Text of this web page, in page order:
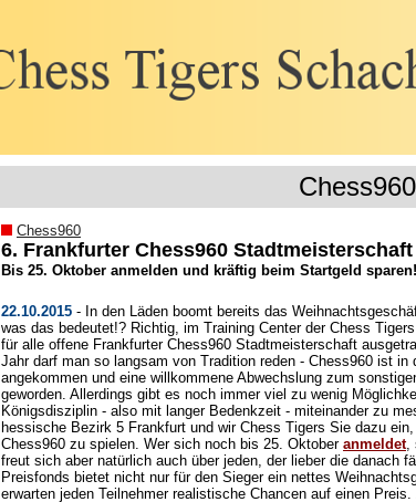
Chess960
Chess960
6. Frankfurter Chess960
Bis 25. Oktober anmelden und kräftig beim Startgeld sparen!
22.10.2015 - In den Läden boomt bereits das
was das bedeutet!? Richtig, im Training Center der Chess
für alle offene Frankfurter Chess960 Stadtmeisterschaft
Jahr darf man so langsam von Tradition reden - Chess960 ist in
angekommen und eine willkommene Abwechslung zum
geworden. Allerdings gibt es noch immer viel zu wenig
Königsdisziplin - also mit langer Bedenkzeit - miteinander zu
hessische Bezirk 5 Frankfurt und wir Chess Tigers Sie dazu
Chess960 zu spielen. Wer sich noch bis 25. Oktober anmeldet,
freut sich aber natürlich auch über jeden, der lieber die danach
Preisfonds bietet nicht nur für den Sieger ein nettes
erwarten jeden Teilnehmer realistische Chancen auf einen